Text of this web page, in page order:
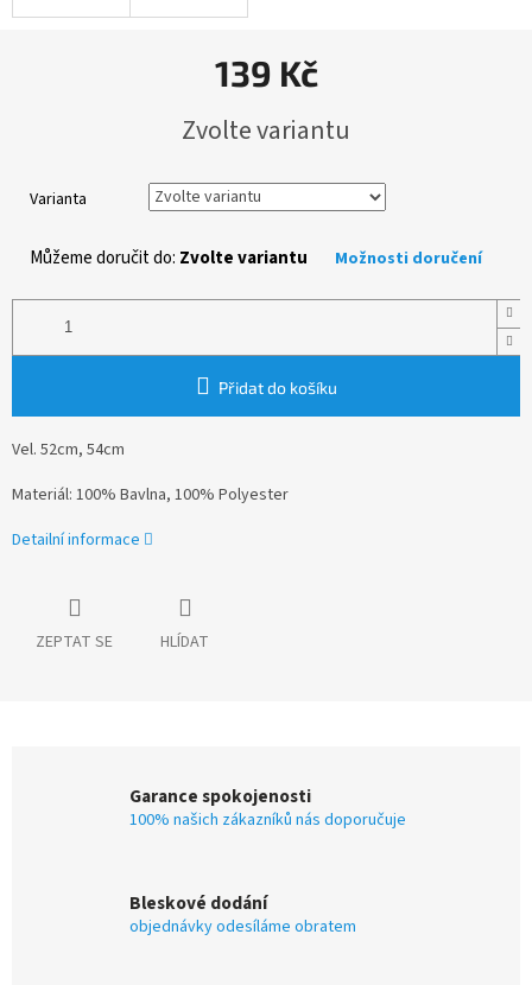
139 Kč
cena:
Zvolte variantu
Varianta
Můžeme doručit do: Zvolte variantu Možnosti doručení
Přidat do košíku
Vel. 52cm, 54cm
Materiál: 100% Bavlna, 100% Polyester
Detailní informace
ZEPTAT SE HLÍDAT
Garance spokojenosti
100% našich zákazníků nás doporučuje
Bleskové dodání
objednávky odesíláme obratem